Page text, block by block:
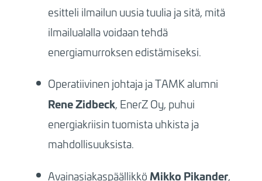
esitteli ilmailun uusia tuulia ja sitä, mitä
ilmailualalla voidaan tehdä
energiamurroksen edistämiseksi.
Operatiivinen johtaja ja TAMK alumni
Rene Zidbeck, EnerZ Oy, puhui
energiakriisin tuomista uhkista ja
mahdollisuuksista.
Avainasiakaspäällikkö Mikko Pikander,